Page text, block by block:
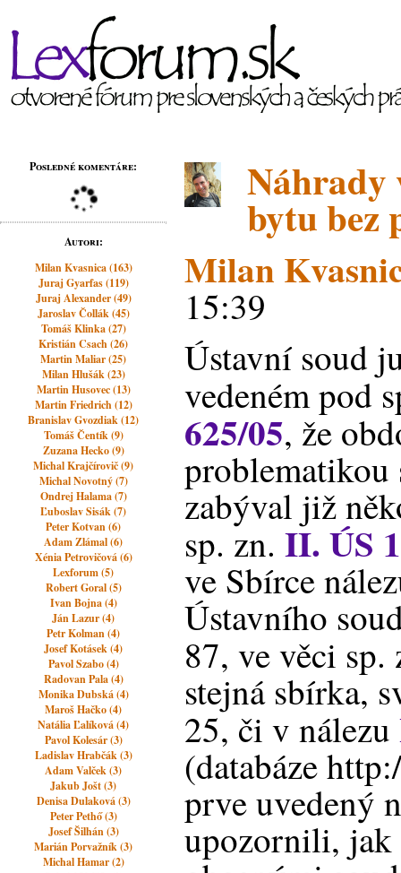
Posledné komentáre:
Autori:
Milan Kvasnica (163)
Juraj Gyarfas (119)
Juraj Alexander (49)
Jaroslav Čollák (45)
Tomáš Klinka (27)
Kristián Csach (26)
Martin Maliar (25)
Milan Hlušák (23)
Martin Husovec (13)
Martin Friedrich (12)
Branislav Gvozdiak (12)
Tomáš Čentík (9)
Zuzana Hecko (9)
Michal Krajčírovič (9)
Michal Novotný (7)
Ondrej Halama (7)
Ľuboslav Sisák (7)
Peter Kotvan (6)
Adam Zlámal (6)
Xénia Petrovičová (6)
Lexforum (5)
Robert Goral (5)
Ivan Bojna (4)
Ján Lazur (4)
Petr Kolman (4)
Josef Kotásek (4)
Pavol Szabo (4)
Radovan Pala (4)
Monika Dubská (4)
Maroš Hačko (4)
Natália Ľalíková (4)
Pavol Kolesár (3)
Ladislav Hrabčák (3)
Adam Valček (3)
Jakub Jošt (3)
Denisa Dulaková (3)
Peter Pethő (3)
Josef Šilhán (3)
Marián Porvažník (3)
Michal Hamar (2)
Náhrady
bytu bez
Milan
15:39
Ústavní soud
vedeném pod
625/05, že
problematikou
zabýval již
sp. zn.II. ÚS
ve Sbírce
Ústavního
87, ve věci
stejná sbírka,
25, či v nálezu
(databáze
prve uvedený
upozornili,